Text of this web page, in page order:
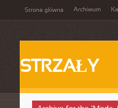
Strona główna Archiwum
STRZAŁY